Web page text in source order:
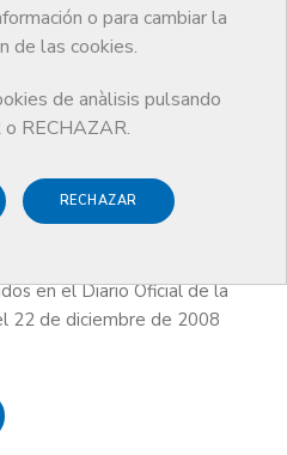
o para cambiar la
de las cookies.
de anàlisis pulsando
RECHAZAR.
RECHAZAR
Médicos de Barcelona son la
en el Diario Oficial de la
22 de diciembre de 2008